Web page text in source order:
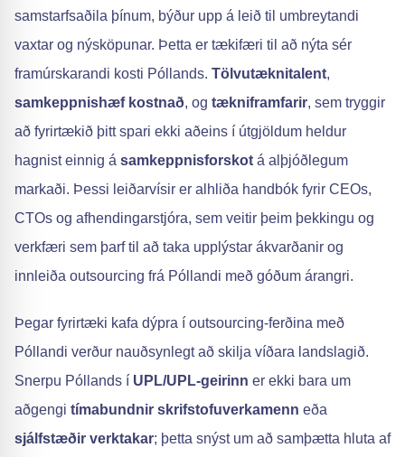
samstarfsaðila þínum, býður upp á leið til umbreytandi
vaxtar og nýsköpunar. Þetta er tækifæri til að nýta sér
framúrskarandi kosti Póllands. Tölvutæknitalent,
samkeppnishæf kostnað, og tækniframfarir, sem tryggir
að fyrirtækið þitt spari ekki aðeins í útgjöldum heldur
hagnist einnig á samkeppnisforskot á alþjóðlegum
markaði. Þessi leiðarvísir er alhliða handbók fyrir CEOs,
CTOs og afhendingarstjóra, sem veitir þeim þekkingu og
verkfæri sem þarf til að taka upplýstar ákvarðanir og
innleiða outsourcing frá Póllandi með góðum árangri.
Þegar fyrirtæki kafa dýpra í outsourcing-ferðina með
Póllandi verður nauðsynlegt að skilja víðara landslagið.
Snerpu Póllands í UPL/UPL-geirinn er ekki bara um
aðgengi tímabundnir skrifstofuverkamenn eða
sjálfstæðir verktakar; þetta snýst um að samþætta hluta af